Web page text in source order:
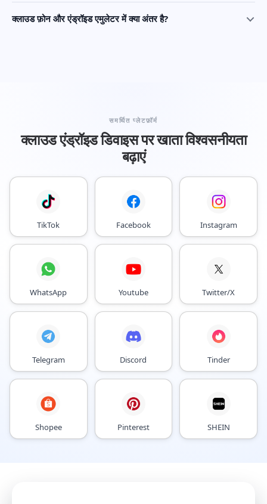
क्लाउड फ़ोन और एंड्रॉइड एमुलेटर में क्या अंतर है?
समर्थित प्लेटफ़ॉर्म
क्लाउड एंड्रॉइड डिवाइस पर खाता विश्वसनीयता
बढ़ाएं
TikTok Facebook Instagram
WhatsApp Youtube Twitter/X
Telegram Discord Tinder
Shopee Pinterest SHEIN